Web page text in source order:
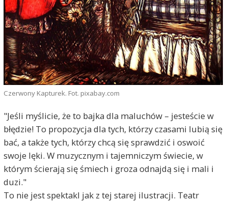
Czerwony Kapturek. Fot. pixabay.com
"Jeśli myślicie, że to bajka dla maluchów – jesteście w
błędzie! To propozycja dla tych, którzy czasami lubią się
bać, a także tych, którzy chcą się sprawdzić i oswoić
swoje lęki. W muzycznym i tajemniczym świecie, w
którym ścierają się śmiech i groza odnajdą się i mali i
duzi."
To nie jest spektakl jak z tej starej ilustracji. Teatr